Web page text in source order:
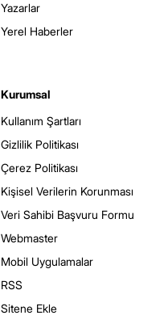
Yazarlar
Yerel Haberler
Kurumsal
Kullanım Şartları
Gizlilik Politikası
Çerez Politikası
Kişisel Verilerin Korunması
Veri Sahibi Başvuru Formu
Webmaster
Mobil Uygulamalar
RSS
Sitene Ekle